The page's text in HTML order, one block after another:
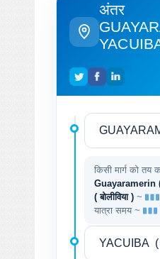
अंतर
किसी मार्ग को तय
Guayaramerin (
( बोलीविया ) ~
यात्रा समय ~